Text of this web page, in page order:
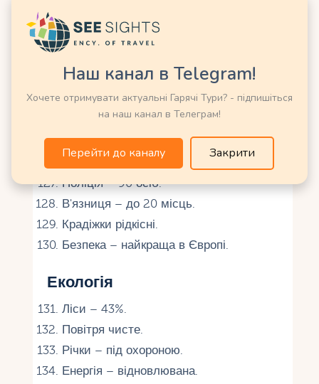
Футбол – збірна в УЄФА.
Золота медаль – Хanni Wenzel (1980).
Велоспорт – в Альпах.
Злочинність
Злочинність – майже нульова.
Поліція – 90 осіб.
В'язниця – до 20 місць.
Крадіжки рідкісні.
Безпека – найкраща в Європі.
Екологія
Ліси – 43%.
Повітря чисте.
Річки – під охороною.
Енергія – відновлювана.
Наш канал в Telegram!
Хочете отримувати актуальні Гарячі Тури? - підпишіться
на наш канал в Телеграм!
Перейти до каналу Закрити